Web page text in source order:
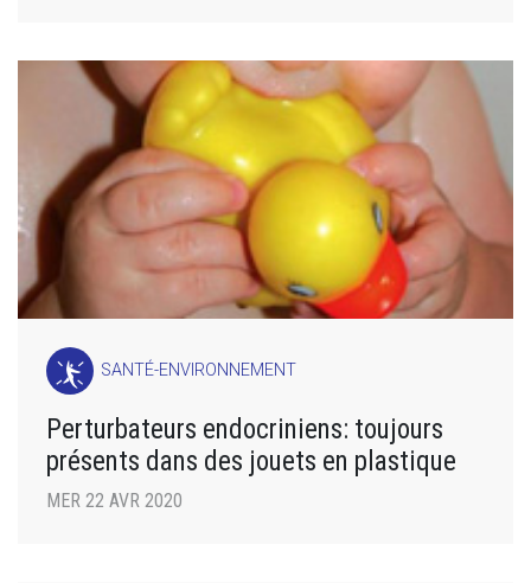
SANTÉ-ENVIRONNEMENT
Perturbateurs endocriniens: toujours
présents dans des jouets en plastique
MER 22 AVR 2020